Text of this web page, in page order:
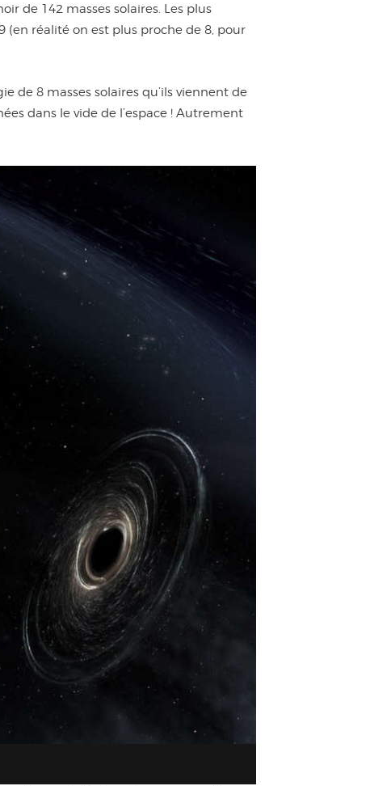
de 142 masses solaires. Les plus
(en réalité on est plus proche de 8, pour
de 8 masses solaires qu’ils viennent de
dans le vide de l’espace ! Autrement